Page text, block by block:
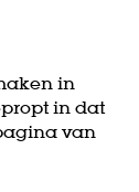
in
in dat
van